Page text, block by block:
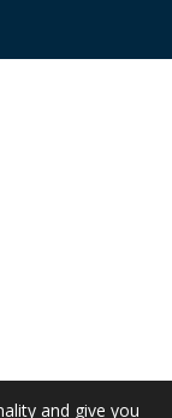
and give you